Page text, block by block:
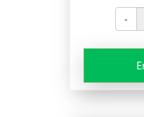
-